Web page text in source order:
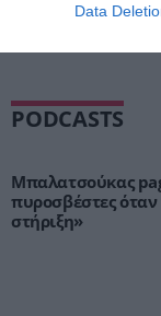
Data
ΡΟΗ
PODCASTS
Μπαλατσούκας
πυροσβέστες όταν
στήριξη»